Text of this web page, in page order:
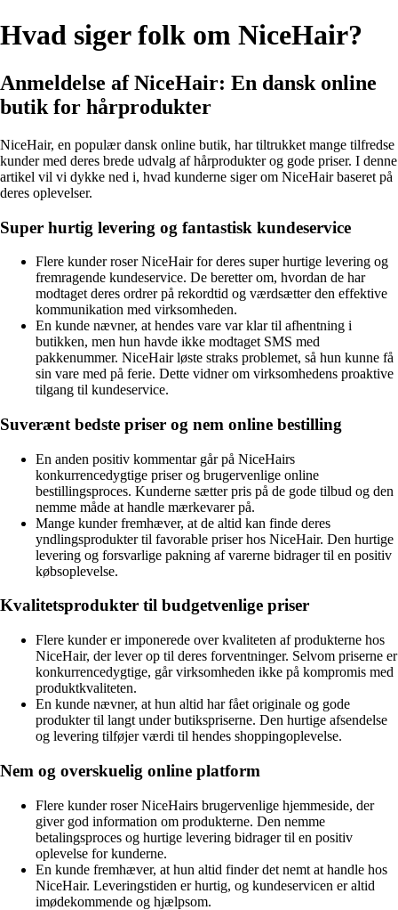
Hvad siger folk om NiceHair?
Anmeldelse af NiceHair: En dansk online
butik for hårprodukter
NiceHair, en populær dansk online butik, har tiltrukket mange tilfredse
kunder med deres brede udvalg af hårprodukter og gode priser. I denne
artikel vil vi dykke ned i, hvad kunderne siger om NiceHair baseret på
deres oplevelser.
Super hurtig levering og fantastisk kundeservice
Flere kunder roser NiceHair for deres super hurtige levering og
fremragende kundeservice. De beretter om, hvordan de har
modtaget deres ordrer på rekordtid og værdsætter den effektive
kommunikation med virksomheden.
En kunde nævner, at hendes vare var klar til afhentning i
butikken, men hun havde ikke modtaget SMS med
pakkenummer. NiceHair løste straks problemet, så hun kunne få
sin vare med på ferie. Dette vidner om virksomhedens proaktive
tilgang til kundeservice.
Suverænt bedste priser og nem online bestilling
En anden positiv kommentar går på NiceHairs
konkurrencedygtige priser og brugervenlige online
bestillingsproces. Kunderne sætter pris på de gode tilbud og den
nemme måde at handle mærkevarer på.
Mange kunder fremhæver, at de altid kan finde deres
yndlingsprodukter til favorable priser hos NiceHair. Den hurtige
levering og forsvarlige pakning af varerne bidrager til en positiv
købsoplevelse.
Kvalitetsprodukter til budgetvenlige priser
Flere kunder er imponerede over kvaliteten af produkterne hos
NiceHair, der lever op til deres forventninger. Selvom priserne er
konkurrencedygtige, går virksomheden ikke på kompromis med
produktkvaliteten.
En kunde nævner, at hun altid har fået originale og gode
produkter til langt under butikspriserne. Den hurtige afsendelse
og levering tilføjer værdi til hendes shoppingoplevelse.
Nem og overskuelig online platform
Flere kunder roser NiceHairs brugervenlige hjemmeside, der
giver god information om produkterne. Den nemme
betalingsproces og hurtige levering bidrager til en positiv
oplevelse for kunderne.
En kunde fremhæver, at hun altid finder det nemt at handle hos
NiceHair. Leveringstiden er hurtig, og kundeservicen er altid
imødekommende og hjælpsom.